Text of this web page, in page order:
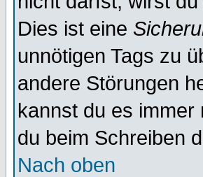
Dies ist eine
unnötigen Tags zu
andere Störungen
kannst du es immer
du beim Schreiben
Nach oben